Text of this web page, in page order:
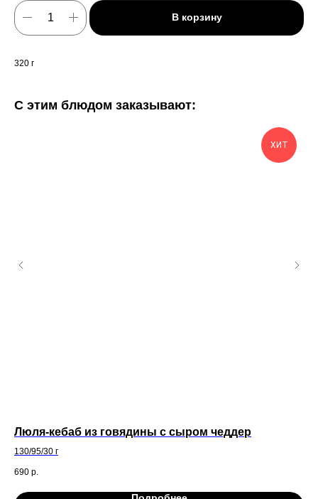
В корзину
320 г
С этим блюдом заказывают:
ХИТ
Люля-кебаб из говядины с сыром чеддер
130/95/30 г
690 р.